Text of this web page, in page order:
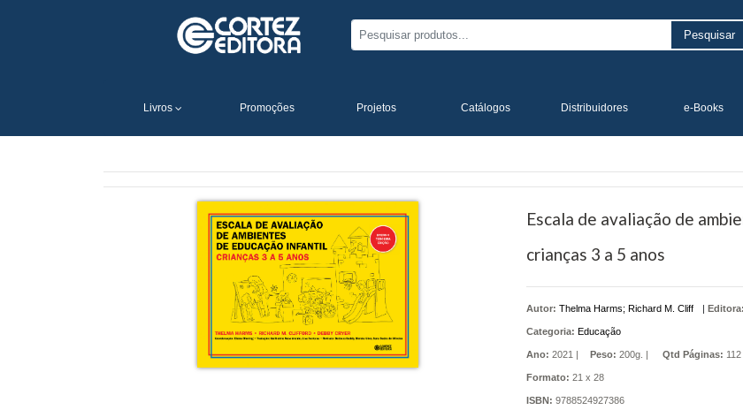
Pesquisar
Livros Promoções Projetos Catálogos Distribuidores e-Books
Escala de avaliação de
crianças 3 a 5 anos
Autor: Thelma Harms; Richard M. Cliff | Editora:
Categoria: Educação
Ano: 2021 | Peso: 200g. | Qtd Páginas: 112
Formato: 21 x 28
ISBN: 9788524927386